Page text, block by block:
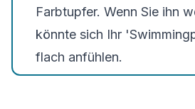
Farbtupfer. Wenn Sie ihn
könnte sich Ihr
flach anfühlen.